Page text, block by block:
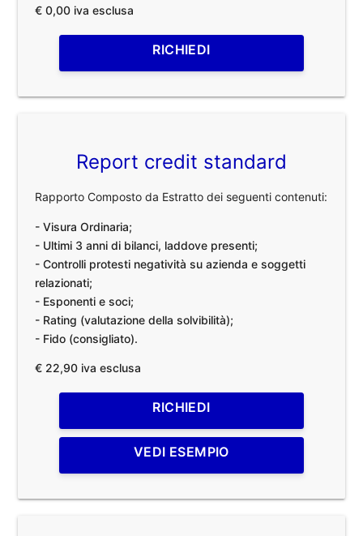
€ 0,00 iva esclusa
RICHIEDI
Report credit standard
Rapporto Composto da Estratto dei seguenti contenuti:
- Visura Ordinaria;
- Ultimi 3 anni di bilanci, laddove presenti;
- Controlli protesti negatività su azienda e soggetti
relazionati;
- Esponenti e soci;
- Rating (valutazione della solvibilità);
- Fido (consigliato).
€ 22,90 iva esclusa
RICHIEDI
VEDI ESEMPIO